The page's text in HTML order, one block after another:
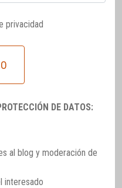
privacidad
DE DATOS:
al blog y moderación de
interesado